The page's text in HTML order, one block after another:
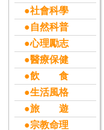
●社會科學
●自然科普
●心理勵志
●醫療保健
●飲 食
●生活風格
●旅 遊
●宗教命理